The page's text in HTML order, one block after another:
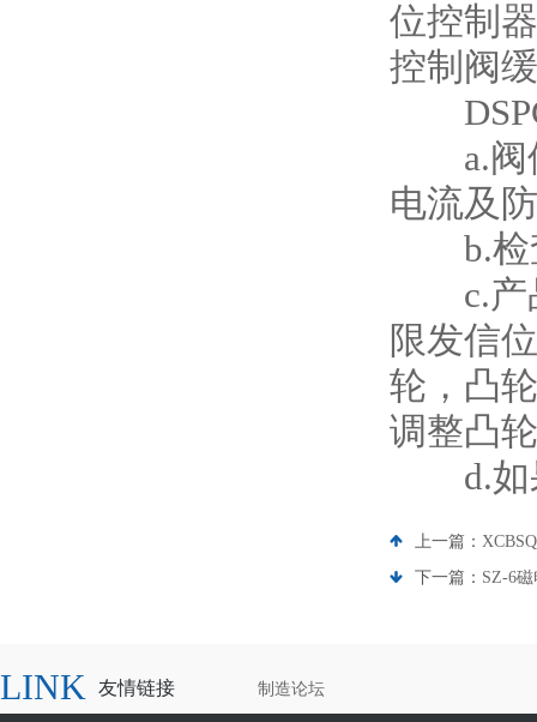
位控制
控制阀
DSPC
a.阀位
电流及
b.检查
c.产品
限发信
轮，凸
调整凸
d.如果
上一篇：
下一篇： SZ-6
LINK 友情链接 制造论坛